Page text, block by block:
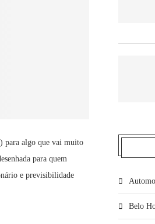
para algo que vai muito
para quem
e previsibilidade
Belo